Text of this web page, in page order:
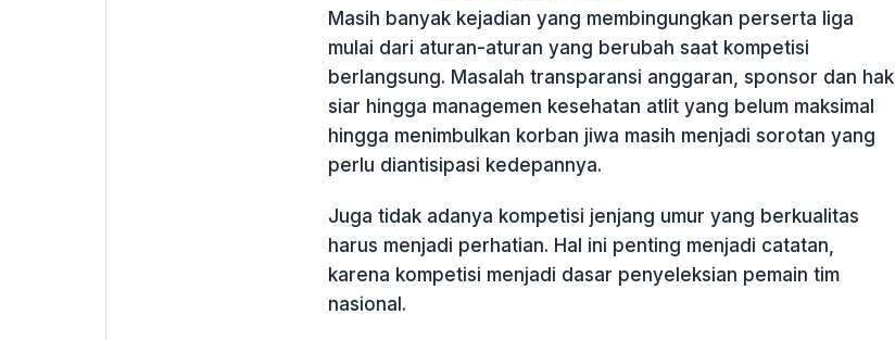
Masih banyak kejadian yang membingungkan perserta liga
mulai dari aturan-aturan yang berubah saat kompetisi
berlangsung. Masalah transparansi anggaran, sponsor dan hak
siar hingga managemen kesehatan atlit yang belum maksimal
hingga menimbulkan korban jiwa masih menjadi sorotan yang
perlu diantisipasi kedepannya.
Juga tidak adanya kompetisi jenjang umur yang berkualitas
harus menjadi perhatian. Hal ini penting menjadi catatan,
karena kompetisi menjadi dasar penyeleksian pemain tim
nasional.